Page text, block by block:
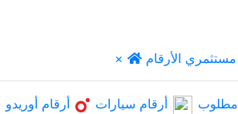
× مستثمري الأرقام
مطلوب أرقام سيارات أرقام أوريدو